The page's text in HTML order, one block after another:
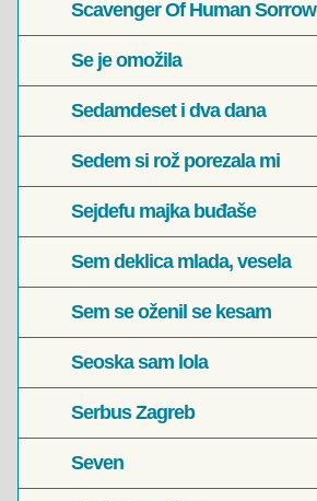
Scavenger Of Human Sorrow
Se je omožila
Sedamdeset i dva dana
Sedem si rož porezala mi
Sejdefu majka buđaše
Sem deklica mlada, vesela
Sem se oženil se kesam
Seoska sam lola
Serbus Zagreb
Seven